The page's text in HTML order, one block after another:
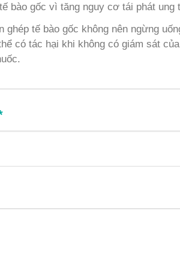
bào gốc vì tăng nguy cơ tái phát
ghép tế bào gốc không nên ngừng
có tác hại khi không có giám sát